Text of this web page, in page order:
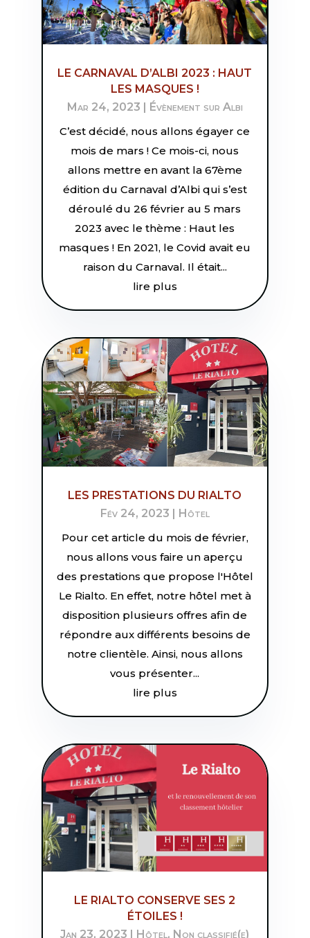
LE CARNAVAL D’ALBI 2023 : HAUT
LES MASQUES !
Mar 24, 2023
Évènement sur Albi
C’est décidé, nous allons égayer ce
mois de mars ! Ce mois-ci, nous
allons mettre en avant la 67ème
édition du Carnaval d’Albi qui s’est
déroulé du 26 février au 5 mars
2023 avec le thème : Haut les
masques ! En 2021, le Covid avait eu
raison du Carnaval. Il était...
lire plus
LES PRESTATIONS DU RIALTO
Fév 24, 2023
Hôtel
Pour cet article du mois de février,
nous allons vous faire un aperçu
des prestations que propose l'Hôtel
Le Rialto. En effet, notre hôtel met à
disposition plusieurs offres afin de
répondre aux différents besoins de
notre clientèle. Ainsi, nous allons
vous présenter...
lire plus
LE RIALTO CONSERVE SES 2
ÉTOILES !
Jan 23, 2023 | Hôtel , Non classifié(e)